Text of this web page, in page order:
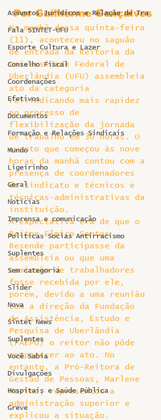
Assuntos Jurídicos e Relação de Tra
Fala SINTET-UFU
Esporte Cultura e Lazer
Conselho Fiscal
Coordenações
Efetivos
Documentos
Formação e Relações Sindicais
Mundo
Ligeirinho
Geral
Notícias
Imprensa e comunicação
Politicas Socias Antirracismo
Suplentes
Sem categoria
Slider
Nova
Sintet News
Suplentes
Você Sabia
Divulgações
Hospitais e Saúde Pública
Greve
Por Guilherme Gonçalves
Na manhã dessa quinta-feira
(11), aconteceu no saguão
de entrada da Reitoria da
Universidade Federal de
Uberlândia (UFU) assembleia
ato da categoria
reivindicando mais rapidez
no processo de
flexibilização da jornada
de trabalho em 30 horas. O
evento que começou às nove
horas da manhã contou com a
presença de coordenadores
do sindicato e técnicos e
técnicas-administrativas da
instituição.
A expectativa era de que o
Reitor Elmiro Santos
Resende participasse da
assembleia ou que uma
comissão de trabalhadores
fosse recebida por ele,
porém, devido a uma reunião
com a direção da Fundação
de Assistência, Estudo e
Pesquisa de Uberlândia
(FAEPU) o reitor não pôde
comparecer ao ato. No
entanto, a Pró-Reitora de
Gestão de Pessoas, Marlene
Marins, representou a
administração superior e
explicou a situação.